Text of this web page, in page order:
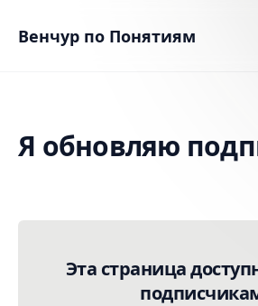
Венчур по Понятиям
Я обновляю
Эта страница